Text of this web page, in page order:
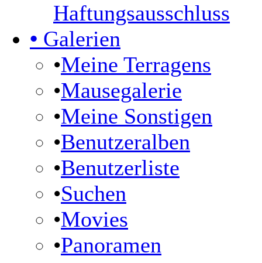
Haftungsausschluss
• Galerien
•Meine Terragens
•Mausegalerie
•Meine Sonstigen
•Benutzeralben
•Benutzerliste
•Suchen
•Movies
•Panoramen